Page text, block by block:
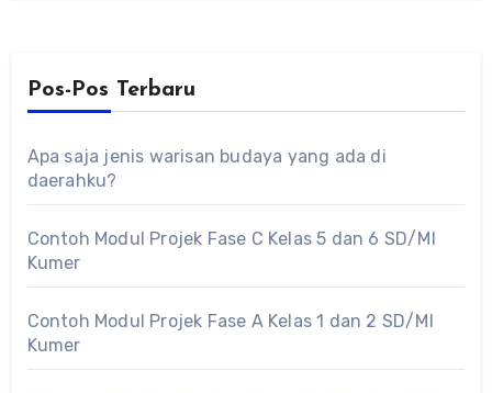
Pos-Pos Terbaru
Apa saja jenis warisan budaya yang ada di
daerahku?
Contoh Modul Projek Fase C Kelas 5 dan 6 SD/MI
Kumer
Contoh Modul Projek Fase A Kelas 1 dan 2 SD/MI
Kumer